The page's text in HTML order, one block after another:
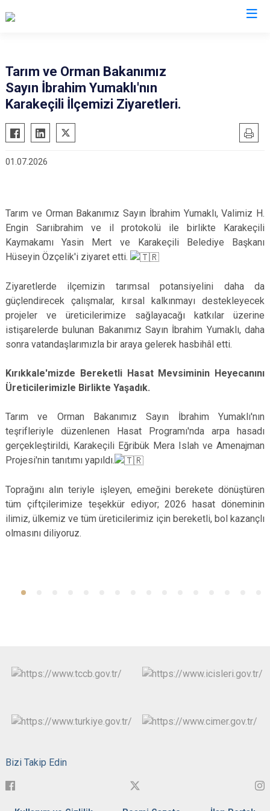
Tarım ve Orman Bakanımız
Sayın İbrahim Yumaklı'nın
Karakeçili İlçemizi Ziyaretleri.
01.07.2026
Tarım ve Orman Bakanımız Sayın İbrahim Yumaklı, Valimiz H.
Engin Sarıibrahim ve il protokolü ile birlikte Karakeçili
Kaymakamı Yasin Mert ve Karakeçili Belediye Başkanı
Hüseyin Özçelik'i ziyaret etti.
Ziyaretlerde ilçemizin tarımsal potansiyelini daha da
güçlendirecek çalışmalar, kırsal kalkınmayı destekleyecek
projeler ve üreticilerimize sağlayacağı katkılar üzerine
istişarelerde bulunan Bakanımız Sayın İbrahim Yumaklı, daha
sonra vatandaşlarımızla bir araya gelerek hasbihâl etti.
Kırıkkale'mizde Bereketli Hasat Mevsiminin Heyecanını
Üreticilerimizle Birlikte Yaşadık.
Tarım ve Orman Bakanımız Sayın İbrahim Yumaklı'nın
teşrifleriyle düzenlenen Hasat Programı'nda arpa hasadı
gerçekleştirildi, Karakeçili Eğribük Mera Islah ve Amenajman
Projesi'nin tanıtımı yapıldı.
Toprağını alın teriyle işleyen, emeğini berekete dönüştüren
tüm çiftçilerimize teşekkür ediyor; 2026 hasat döneminin
ilimiz, ülkemiz ve tüm üreticilerimiz için bereketli, bol kazançlı
olmasını diliyoruz.
Bizi Takip Edin